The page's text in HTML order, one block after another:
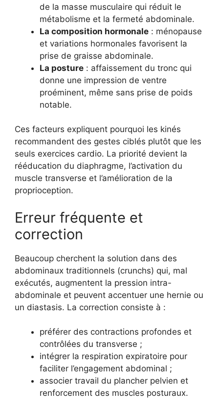
de la masse musculaire qui réduit le
métabolisme et la fermeté abdominale.
La composition hormonale : ménopause
et variations hormonales favorisent la
prise de graisse abdominale.
La posture : affaissement du tronc qui
donne une impression de ventre
proéminent, même sans prise de poids
notable.
Ces facteurs expliquent pourquoi les kinés
recommandent des gestes ciblés plutôt que les
seuls exercices cardio. La priorité devient la
rééducation du diaphragme, l’activation du
muscle transverse et l’amélioration de la
proprioception.
Erreur fréquente et
correction
Beaucoup cherchent la solution dans des
abdominaux traditionnels (crunchs) qui, mal
exécutés, augmentent la pression intra-
abdominale et peuvent accentuer une hernie ou
un diastasis. La correction consiste à :
préférer des contractions profondes et
contrôlées du transverse ;
intégrer la respiration expiratoire pour
faciliter l’engagement abdominal ;
associer travail du plancher pelvien et
renforcement des muscles posturaux.